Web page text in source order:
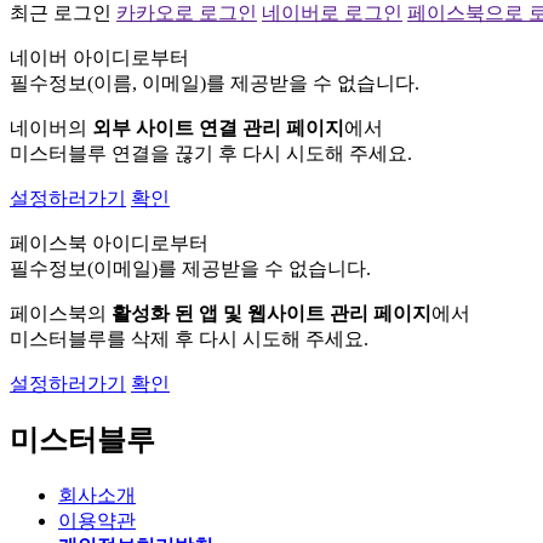
최근 로그인 카카오로 로그인 네이버로 로그인 페이스북으로
네이버 아이디로부터
필수정보(이름, 이메일)를 제공받을 수 없습니다.
네이버의 외부 사이트 연결 관리 페이지 에서
미스터블루 연결을 끊기 후 다시 시도해 주세요.
설정하러가기 확인
페이스북 아이디로부터
필수정보(이메일)를 제공받을 수 없습니다.
페이스북의 활성화 된 앱 및 웹사이트 관리 페이지 에서
미스터블루를 삭제 후 다시 시도해 주세요.
설정하러가기 확인
미스터블루
회사소개
이용약관